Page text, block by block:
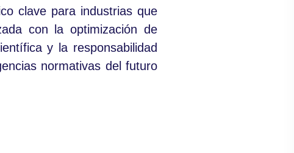
clave para industrias que
con la optimización de
y la responsabilidad
normativas del futuro